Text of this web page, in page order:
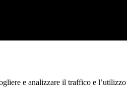
e analizzare il traffico e